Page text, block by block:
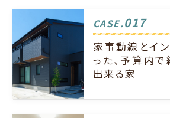
CASE.017
家事動線とイ
った、予算内
出来る家